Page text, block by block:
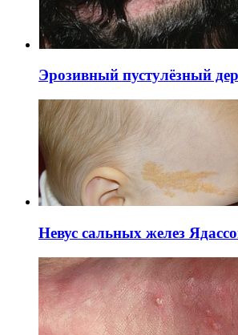
Эрозивный пустулёзный
Невус сальных желез